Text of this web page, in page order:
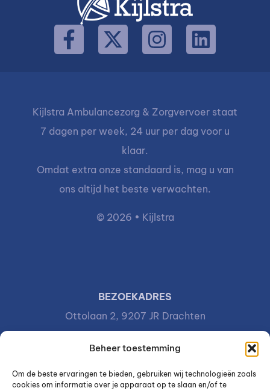
Beheer toestemming
Om de beste ervaringen te bieden, gebruiken wij technologieën zoals
cookies om informatie over je apparaat op te slaan en/of te
Kijlstra Ambulancezorg & Zorgvervoer staat
7 dagen per week, 24 uur per dag voor u
klaar.
Omdat extra onze standaard is, mag u van
ons altijd het beste verwachten.
© 2026 • Kijlstra
BEZOEKADRES
Ottolaan 2, 9207 JR Drachten
POSTADRES